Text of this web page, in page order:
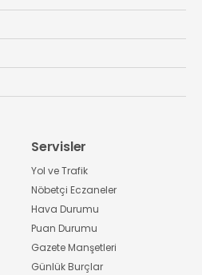
Servisler
Yol ve Trafik
Nöbetçi Eczaneler
Hava Durumu
Puan Durumu
Gazete Manşetleri
Günlük Burçlar